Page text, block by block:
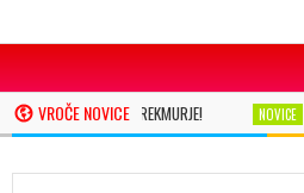
VROČE NOVICE
PRAZNIK V PREKMURJE! NOVICE